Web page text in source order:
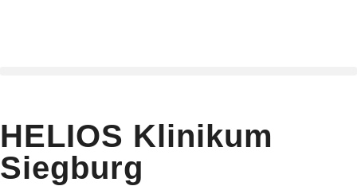
HELIOS Klinikum
Siegburg